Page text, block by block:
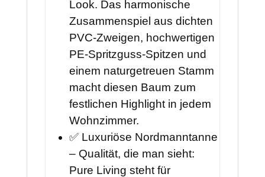
Look. Das harmonische
Zusammenspiel aus dichten
PVC-Zweigen, hochwertigen
PE-Spritzguss-Spitzen und
einem naturgetreuen Stamm
macht diesen Baum zum
festlichen Highlight in jedem
Wohnzimmer.
✅ Luxuriöse Nordmanntanne
– Qualität, die man sieht:
Pure Living steht für